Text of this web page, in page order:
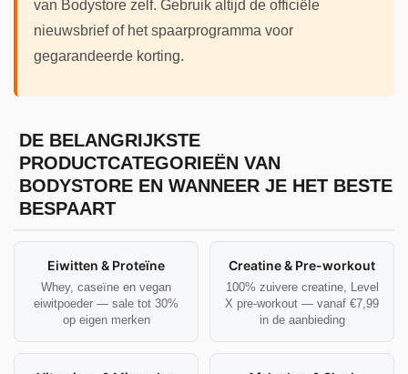
van Bodystore zelf. Gebruik altijd de officiële
nieuwsbrief of het spaarprogramma voor
gegarandeerde korting.
DE BELANGRIJKSTE
PRODUCTCATEGORIEËN VAN
BODYSTORE EN WANNEER JE HET BESTE
BESPAART
Eiwitten & Proteïne
Whey, caseïne en vegan
eiwitpoeder — sale tot 30%
op eigen merken
Creatine & Pre-workout
100% zuivere creatine, Level
X pre-workout — vanaf €7,99
in de aanbieding